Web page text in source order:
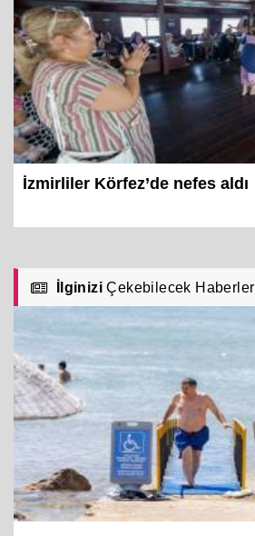
İzmirliler Körfez’de nefes aldı
İlginizi Çekebilecek Haberler